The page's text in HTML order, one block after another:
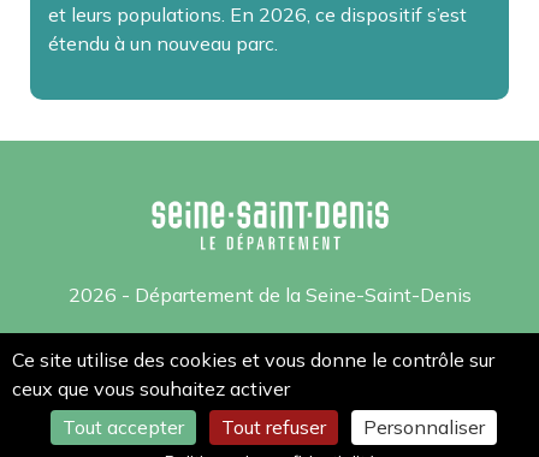
et leurs populations. En 2026, ce dispositif s’est
étendu à un nouveau parc.
2026 - Département de la Seine-Saint-Denis
Mentions légales
Gestion des cookies
Ce site utilise des cookies et vous donne le contrôle sur
ceux que vous souhaitez activer
Tout accepter
Tout refuser Personnaliser